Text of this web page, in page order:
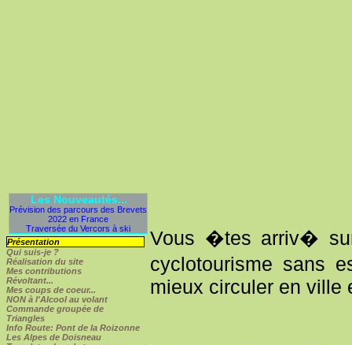
Les Nouveautés...
Prévision des parcours des Brevets
2022 en France
Traversée du Vercors à ski
Présentation
Qui suis-je ?
Réalisation du site
Mes contributions
Révoltant...
Mes coups de coeur...
NON à l'Alcool au volant
Commande groupée de
Triangles
Info Route: Pont de la Roizonne
Les Alpes de Doisneau
Vous �tes arriv�
cyclotourisme sans
mieux circuler en ville